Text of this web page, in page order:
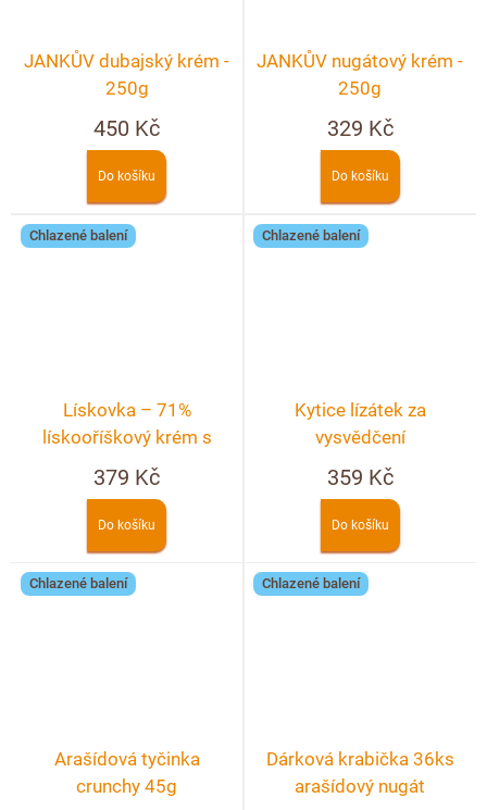
JANKŮV dubajský krém -
250g
450 Kč
Do košíku
JANKŮV nugátový krém -
250g
329 Kč
Do košíku
Chlazené balení
Lískovka – 71%
lískooříškový krém s
kakaem
379 Kč
Do košíku
Chlazené balení
Kytice lízátek za
vysvědčení
359 Kč
Do košíku
Chlazené balení
Arašídová tyčinka
crunchy 45g
Chlazené balení
Dárková krabička 36ks
arašídový nugát